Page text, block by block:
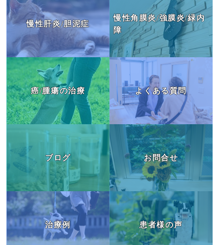
慢性肝炎/胆泥症
慢性角膜炎/強膜炎/緑内
障
癌/腫瘍の治療 よくある質問
ブログ お問合せ
治療例 患者様の声